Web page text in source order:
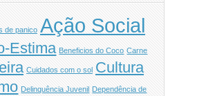
de panico Ação Social
Estima Beneficios do Coco Carne
Cuidados com o sol Cultura
Delinquência Juvenil Dependência de